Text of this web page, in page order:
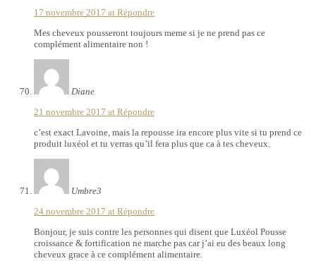
17 novembre 2017 at Répondre
Mes cheveux pousseront toujours meme si je ne prend pas ce
complément alimentaire non !
Diane
21 novembre 2017 at Répondre
c’est exact Lavoine, mais la repousse ira encore plus vite si tu prend ce
produit luxéol et tu verras qu’il fera plus que ca à tes cheveux.
Umbre3
24 novembre 2017 at Répondre
Bonjour, je suis contre les personnes qui disent que Luxéol Pousse
croissance & fortification ne marche pas car j’ai eu des beaux long
cheveux grace à ce complément alimentaire.